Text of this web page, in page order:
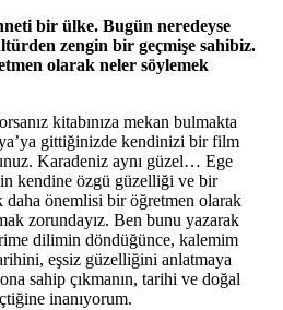
bir ülke. Bugün neredeyse
zengin bir geçmişe sahibiz.
olarak neler söylemek
kitabınıza mekan bulmakta
gittiğinizde kendinizi bir film
Karadeniz aynı güzel… Ege
kendine özgü güzelliği ve bir
önemlisi bir öğretmen olarak
zorundayız. Ben bunu yazarak
dilimin döndüğünce, kalemim
eşsiz güzelliğini anlatmaya
sahip çıkmanın, tarihi ve doğal
inanıyorum.